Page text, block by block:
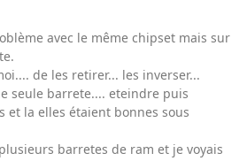
avec le même chipset mais sur
de les retirer... les inverser...
seule barrete.... eteindre puis
et la elles étaient bonnes sous
barretes de ram et je voyais